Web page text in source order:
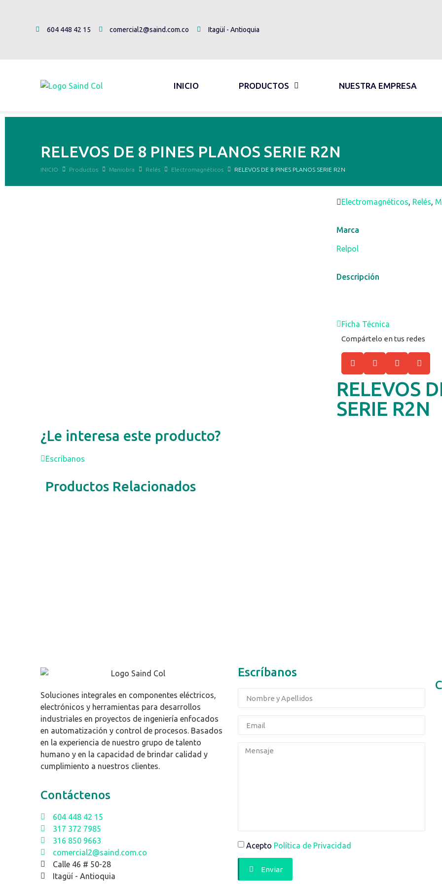
604 448 42 15 comercial2@saind.com.co Itagüí - Antioquia
INICIO PRODUCTOS NUESTRA EMPRESA
RELEVOS DE 8 PINES PLANOS SERIE R2N
INICIO Productos Maniobra Relés Electromagnéticos RELEVOS DE 8 PINES PLANOS SERIE R2N
Electromagnéticos, Relés,
Marca
Relpol
Descripción
Ficha Técnica
Compártelo en tus redes
RELEVOS
SERIE R2N
¿Le interesa este producto?
Escríbanos
Productos Relacionados
Soluciones integrales en componentes eléctricos,
electrónicos y herramientas para desarrollos
industriales en proyectos de ingeniería enfocados
en automatización y control de procesos. Basados
en la experiencia de nuestro grupo de talento
humano y en la capacidad de brindar calidad y
cumplimiento a nuestros clientes.
Contáctenos
604 448 42 15
317 372 7985
316 850 9663
comercial2@saind.com.co
Calle 46 # 50-28
Itagüí - Antioquia
Escríbanos
Acepto Política de Privacidad
Enviar